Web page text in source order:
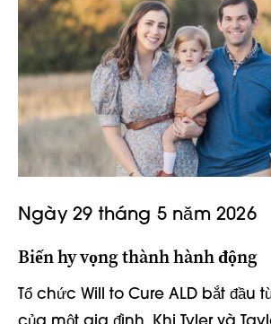
Ngày 29 tháng 5 năm 2026
Biến hy vọng thành hành động
Tổ chức Will to Cure ALD bắt đầu